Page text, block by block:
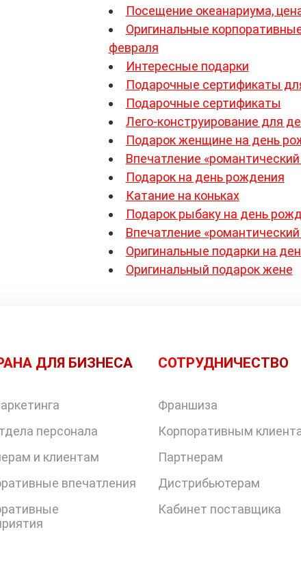
Посещение океанариума,
Оригинальные
февраля
Интересные подарки
Подарочные сертификаты
Подарочные сертификаты
Лего-конструирование для
Подарок женщине на день
Впечатление
Подарок на день рождения
Катание на коньках
Подарок рыбаку на день
Впечатление
Оригинальные подарки на
Оригинальный подарок жене
ДЛЯ БИЗНЕСА
персонала
и клиентам
впечатления
СОТРУДНИЧЕСТВО
Франшиза
Корпоративным
Партнерам
Дистрибьютерам
Кабинет поставщика